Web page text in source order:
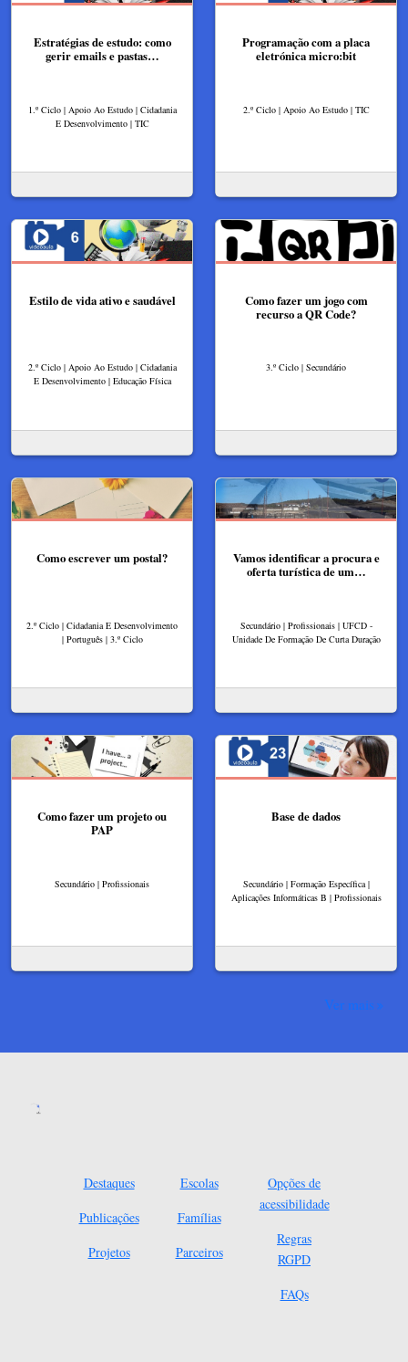
Estratégias de estudo: como
gerir emails e pastas…
1.º Ciclo | Apoio Ao Estudo | Cidadania
E Desenvolvimento | TIC
Programação com a placa
eletrónica micro:bit
2.º Ciclo | Apoio Ao Estudo | TIC
Estilo de vida ativo e saudável
2.º Ciclo | Apoio Ao Estudo | Cidadania
E Desenvolvimento | Educação Física
Como fazer um jogo com
recurso a QR Code?
3.º Ciclo | Secundário
Como escrever um postal?
2.º Ciclo | Cidadania E Desenvolvimento
| Português | 3.º Ciclo
Vamos identificar a procura e
oferta turística de um…
Secundário | Profissionais | UFCD -
Unidade De Formação De Curta Duração
Como fazer um projeto ou
PAP
Secundário | Profissionais
Base de dados
Secundário | Formação Específica |
Aplicações Informáticas B | Profissionais
Ver mais
Destaques
Publicações
Projetos
Escolas
Famílias
Parceiros
Opções de
acessibilidade
Regras
RGPD
FAQs